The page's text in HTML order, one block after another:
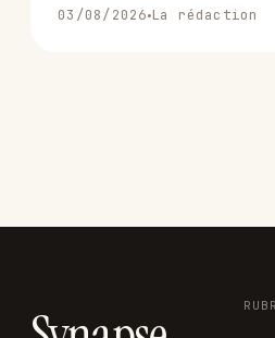
03/08/2026 La rédaction